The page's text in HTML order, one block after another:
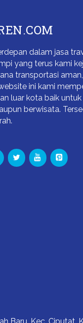
dalam jasa
yang terus kami
transportasi
ini kami
luar kota baik
berwisata.